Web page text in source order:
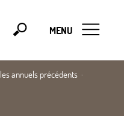
MENU
annuels précédents